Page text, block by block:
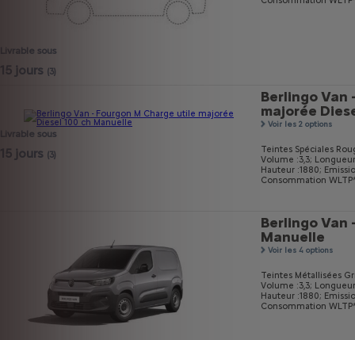
Livrable sous
15 jours (3)
Livrable sous
15 jours (3)
Berlingo Van
majorée
Voir les 2 options
Teintes Spéciales
Volume :3,3;
Hauteur :1880;
Consommation
Berlingo Van
Manuelle
Voir les 4 options
Teintes Métallisées
Volume :3,3;
Hauteur :1880;
Consommation